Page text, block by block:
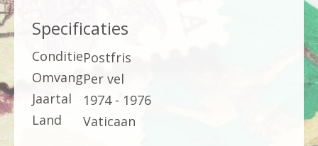
Specificaties
ConditiePostfris
OmvangPer vel
Jaartal
1974 - 1976
Land
Vaticaan